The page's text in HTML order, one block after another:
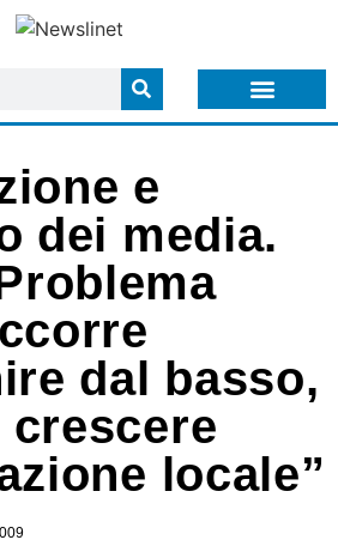
e
dei media.
dal basso,
crescere
locale”